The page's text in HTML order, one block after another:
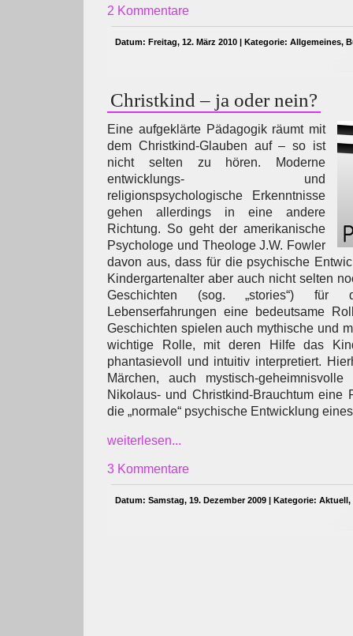
2 Kommentare
Datum: Freitag, 12. März 2010 | Kategorie: Allgemeines,
Christkind – ja oder nein?
Eine aufgeklärte Pädagogik räumt mit
dem Christkind-Glauben auf – so ist
nicht selten zu hören. Moderne
entwicklungs- und
religionspsychologische Erkenntnisse
gehen allerdings in eine andere
Richtung. So geht der amerikanische
Psychologe und Theologe J.W. Fowler
davon aus, dass für die psychische
Kindergartenalter aber auch nicht selten
Geschichten (sog. „stories“) für
Lebenserfahrungen eine bedeutsame
Geschichten spielen auch mythische und
wichtige Rolle, mit deren Hilfe das
phantasievoll und intuitiv interpretiert.
Märchen, auch mystisch-
Nikolaus- und Christkind-Brauchtum eine
die „normale“ psychische Entwicklung
weiterlesen...
3 Kommentare
Datum: Samstag, 19. Dezember 2009 | Kategorie: Aktuell,